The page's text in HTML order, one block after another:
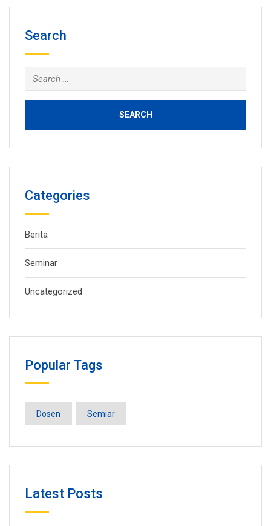
Search
Search
for:
Categories
Berita
Seminar
Uncategorized
Popular Tags
Dosen Semiar
Latest Posts